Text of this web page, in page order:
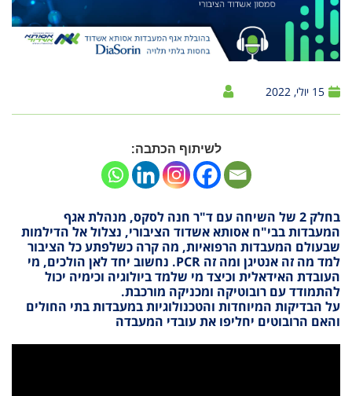
15 יולי, 2022
לשיתוף הכתבה:
בחלק 2 של השיחה עם ד"ר חנה לסקס, מנהלת אגף
המעבדות בבי"ח אסותא אשדוד הציבורי, נצלול אל הדילמות
שבעולם המעבדות הרפואיות, מה קרה כשלפתע כל הציבור
למד מה זה אנטיגן ומה זה PCR. נחשוב יחד לאן הולכים, מי
העובדת האידאלית וכיצד מי שלמד ביולוגיה וכימיה יכול
להתמודד עם רובוטיקה ומכניקה מורכבת.
על הבדיקות המיוחדות והטכנולוגיות במעבדות בתי החולים
והאם הרובוטים יחליפו את עובדי המעבדה